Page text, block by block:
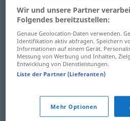
Eintritt m entrance
Einzugm entrance
entrancedooretc
Wir und unsere Partner
Folgendes bereitzustellen:
Genaue Geolocation-Daten verwenden.
Identifikation aktiv abfragen. Speichern
Informationen auf einem Gerät.
Messung von Werbung und Inhalten,
Entwicklung von Dienstleistungen.
Liste der Partner (Lieferanten)
Mehr Optionen